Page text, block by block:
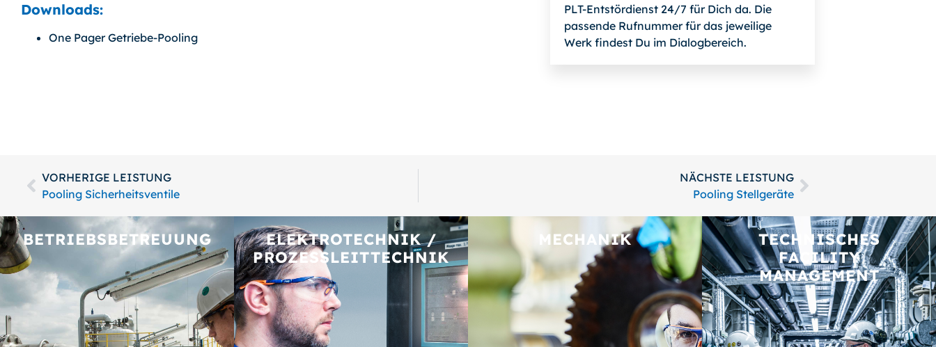
Downloads:
One Pager Getriebe-Pooling
PLT-Entstördienst 24/7 für Dich da. Die
passende Rufnummer für das jeweilige
Werk findest Du im Dialogbereich.
VORHERIGE LEISTUNG
Pooling Sicherheitsventile
NÄCHSTE LEISTUNG
Pooling Stellgeräte
BETRIEBS­BETREUUNG
ELEKTROTECHNIK /
PROZESSLEITTECHNIK
MECHANIK
TECHNISCHES
FACILITY
MANAGEMENT